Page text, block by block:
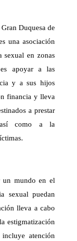
Duquesa de
una asociación
sexual en zonas
apoyar a las
y a sus hijos
financia y lleva
a prestar
así como a la
un mundo en el
sexual puedan
lleva a cabo
estigmatización
atención